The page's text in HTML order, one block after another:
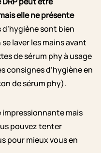
elle ne présente
sont bien
laver les mains avant
de sérum phy à usage
consignes d’hygiène en
de sérum phy).
impressionnante mais
pouvez tenter
pour mieux vous en